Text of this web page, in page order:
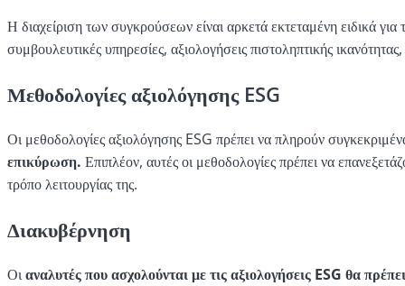
Η διαχείριση των συγκρούσεων είναι αρκετά εκτεταμένη ειδικά
συμβουλευτικές υπηρεσίες, αξιολογήσεις πιστοληπτικής
Μεθοδολογίες αξιολόγησης ESG
Οι μεθοδολογίες αξιολόγησης ESG πρέπει να πληρούν
επικύρωση. Επιπλέον, αυτές οι μεθοδολογίες πρέπει να
τρόπο λειτουργίας της.
Διακυβέρνηση
Οιαναλυτές που ασχολούνται με τις αξιολογήσεις ESG θα